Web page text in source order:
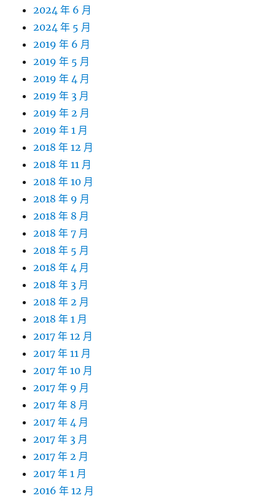
2024 年 6 月
2024 年 5 月
2019 年 6 月
2019 年 5 月
2019 年 4 月
2019 年 3 月
2019 年 2 月
2019 年 1 月
2018 年 12 月
2018 年 11 月
2018 年 10 月
2018 年 9 月
2018 年 8 月
2018 年 7 月
2018 年 5 月
2018 年 4 月
2018 年 3 月
2018 年 2 月
2018 年 1 月
2017 年 12 月
2017 年 11 月
2017 年 10 月
2017 年 9 月
2017 年 8 月
2017 年 4 月
2017 年 3 月
2017 年 2 月
2017 年 1 月
2016 年 12 月